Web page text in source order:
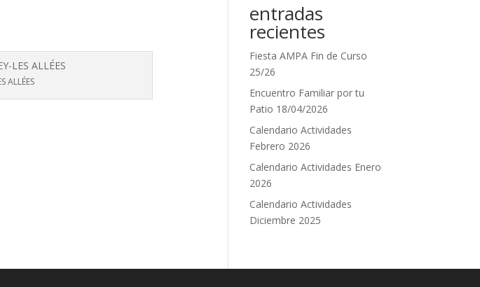
ALLÉES
entradas
recientes
Fiesta AMPA Fin de Curso
25/26
Encuentro Familiar por tu
Patio 18/04/2026
Calendario Actividades
Febrero 2026
Calendario Actividades Enero
2026
Calendario Actividades
Diciembre 2025